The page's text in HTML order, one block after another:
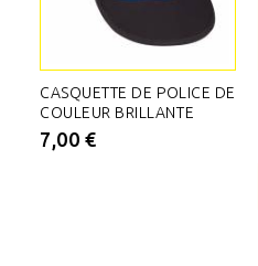
CASQUETTE DE POLICE DE
COULEUR BRILLANTE
7,00 €